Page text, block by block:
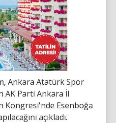
Ankara Atatürk Spor
AK Parti Ankara İl
Kongresi'nde Esenboğa
açıkladı.